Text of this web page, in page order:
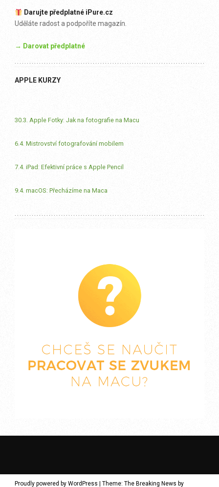
Darujte předplatné iPure.cz
Uděláte radost a podpoříte magazín.
→ Darovat předplatné
APPLE KURZY
30.3. Apple Fotky: Jak na fotografie na Macu
6.4. Mistrovství fotografování mobilem
7.4. iPad: Efektivní práce s Apple Pencil
9.4. macOS: Přecházíme na Maca
Proudly powered by WordPress Theme: The Breaking News by